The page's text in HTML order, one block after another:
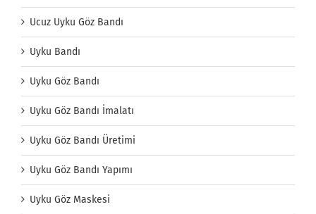
Ucuz Uyku Göz Bandı
Uyku Bandı
Uyku Göz Bandı
Uyku Göz Bandı İmalatı
Uyku Göz Bandı Üretimi
Uyku Göz Bandı Yapımı
Uyku Göz Maskesi